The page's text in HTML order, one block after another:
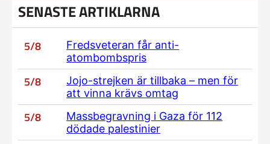
SENASTE ARTIKLARNA
5/8
Fredsveteran får anti-
atombombspris
5/8
Jojo-strejken är tillbaka – men för
att vinna krävs omtag
5/8
Massbegravning i Gaza för 112
dödade palestinier